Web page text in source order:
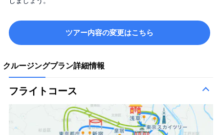
ツアー内容の変更はこちら
クルージングプラン詳細情報
フライトコース